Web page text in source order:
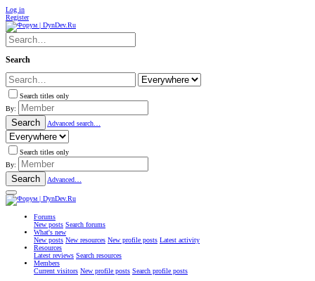
Log in
Register
Search
Search titles only
By:
Search Advanced search…
Search titles only
By:
Search Advanced…
Forums
New posts Search forums
What's new
New posts New resources New profile posts Latest activity
Resources
Latest reviews Search resources
Members
Current visitors New profile posts Search profile posts